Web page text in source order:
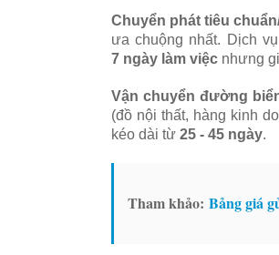
Chuyển phát tiêu
ưa chuộng nhất. Dịch
7 ngày làm việc nhưng
Vận chuyển đường
(đồ nội thất, hàng kinh
kéo dài từ 25 - 45 ngày.
Tham khảo: Bảng giá